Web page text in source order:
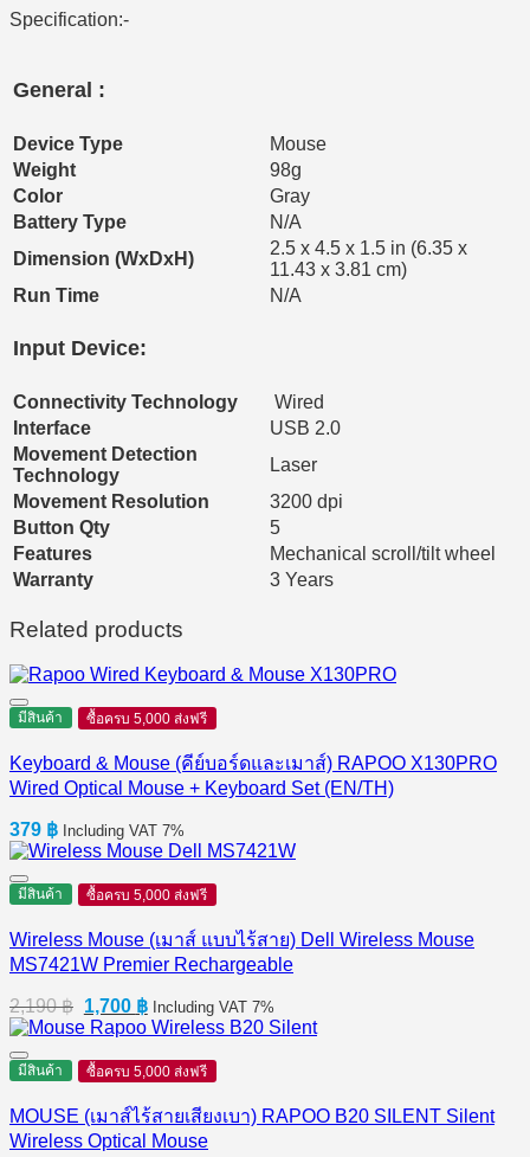
Specification:-
General :
Device Type
Mouse
Weight
98g
Color
Gray
Battery Type
N/A
Dimension (WxDxH)
2.5 x 4.5 x 1.5 in (6.35 x
11.43 x 3.81 cm)
Run Time
N/A
Input Device:
Connectivity Technology
Wired
Interface
USB 2.0
Movement Detection
Technology
Laser
Movement Resolution
3200 dpi
Button Qty
5
Features
Mechanical scroll/tilt wheel
Warranty
3 Years
Related products
มีสินค้า ซื้อครบ 5,000 ส่งฟรี
Keyboard & Mouse (คีย์บอร์ดและเมาส์) RAPOO X130PRO
Wired Optical Mouse + Keyboard Set (EN/TH)
379 ฿ Including VAT 7%
มีสินค้า ซื้อครบ 5,000 ส่งฟรี
Wireless Mouse (เมาส์ แบบไร้สาย) Dell Wireless Mouse
MS7421W Premier Rechargeable
2,190฿ Original
price
2,190 ฿.
1,700 ฿Current
price
1,700 ฿.
Including VAT 7%
มีสินค้า ซื้อครบ 5,000 ส่งฟรี
MOUSE (เมาส์ไร้สายเสียงเบา) RAPOO B20 SILENT Silent
Wireless Optical Mouse